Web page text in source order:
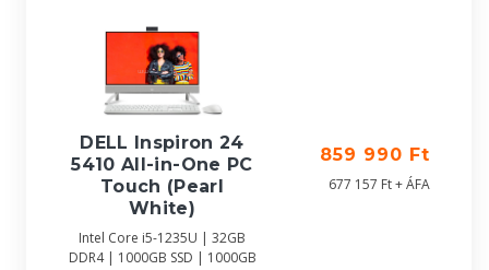
DELL Inspiron 24
5410 All-in-One PC
Touch (Pearl
White)
Intel Core i5-1235U | 32GB
DDR4 | 1000GB SSD | 1000GB
859 990 Ft
677 157 Ft + ÁFA